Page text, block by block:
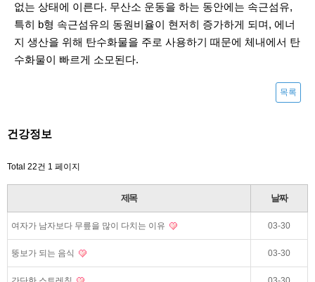
없는 상태에 이른다. 무산소 운동을 하는 동안에는 속근섬유,
특히 b형 속근섬유의 동원비율이 현저히 증가하게 되며, 에너
지 생산을 위해 탄수화물을 주로 사용하기 때문에 체내에서 탄
수화물이 빠르게 소모된다.
목록
건강정보
Total 22건 1 페이지
제목 날짜
여자가 남자보다 무릎을 많이 다치는 이유 03-30
뚱보가 되는 음식 03-30